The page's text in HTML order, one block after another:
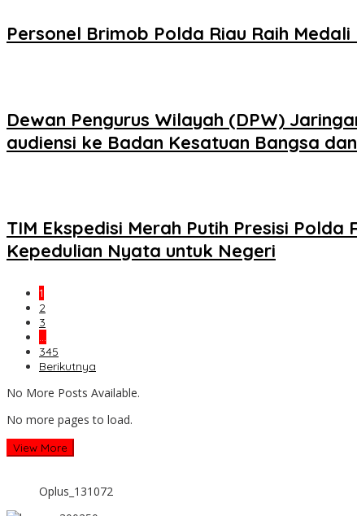
Personel Brimob Polda Riau Raih
Dewan Pengurus Wilayah (DPW)
audiensi ke Badan Kesatuan Bangsa
TIM Ekspedisi Merah Putih Presisi
Kepedulian Nyata untuk Negeri
1
2
3
…
345
Berikutnya
No More Posts Available.
No more pages to load.
View More
Oplus_131072